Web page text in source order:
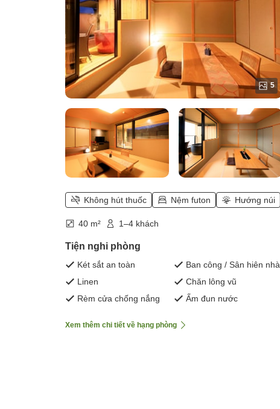
5
Không hút thuốc Nệm futon Hướng núi
40 m² 1–4 khách
Tiện nghi phòng
Két sắt an toàn
Ban công / Sân hiên nhà
Linen
Chăn lông vũ
Rèm cửa chống nắng
Ấm đun nước
Xem thêm chi tiết về hạng phòng